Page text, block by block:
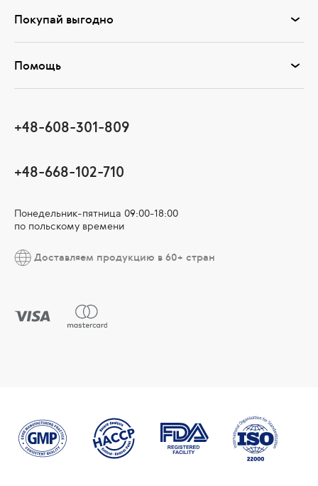
Покупай выгодно
Помощь
+48-608-301-809
+48-668-102-710
Понедельник-пятница 09:00-18:00
по польскому времени
Доставляем продукцию в 60+ стран